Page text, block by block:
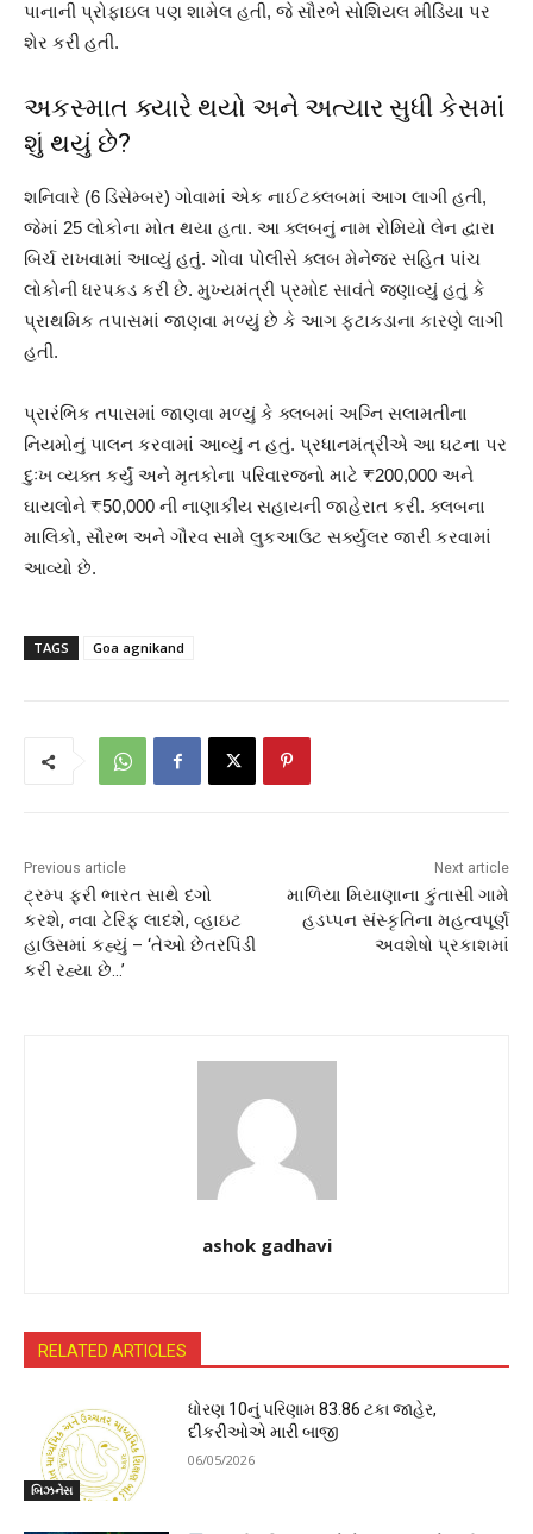
પાનાની પ્રોફાઇલ પણ શામેલ હતી, જે સૌરભે સોશિયલ મીડિયા પર
શેર કરી હતી.
અકસ્માત ક્યારે થયો અને અત્યાર સુધી કેસમાં
શું થયું છે?
શનિવારે (6 ડિસેમ્બર) ગોવામાં એક નાઈટક્લબમાં આગ લાગી હતી,
જેમાં 25 લોકોના મોત થયા હતા. આ ક્લબનું નામ રોમિયો લેન દ્વારા
બિર્ચ રાખવામાં આવ્યું હતું. ગોવા પોલીસે ક્લબ મેનેજર સહિત પાંચ
લોકોની ધરપકડ કરી છે. મુખ્યમંત્રી પ્રમોદ સાવંતે જણાવ્યું હતું કે
પ્રાથમિક તપાસમાં જાણવા મળ્યું છે કે આગ ફટાકડાના કારણે લાગી
હતી.
પ્રારંભિક તપાસમાં જાણવા મળ્યું કે ક્લબમાં અગ્નિ સલામતીના
નિયમોનું પાલન કરવામાં આવ્યું ન હતું. પ્રધાનમંત્રીએ આ ઘટના પર
દુઃખ વ્યક્ત કર્યું અને મૃતકોના પરિવારજનો માટે ₹200,000 અને
ઘાયલોને ₹50,000 ની નાણાકીય સહાયની જાહેરાત કરી. ક્લબના
માલિકો, સૌરભ અને ગૌરવ સામે લુકઆઉટ સર્ક્યુલર જારી કરવામાં
આવ્યો છે.
TAGS Goa agnikand
Previous article
ટ્રમ્પ ફરી ભારત સાથે દગો
કરશે, નવા ટેરિફ લાદશે, વ્હાઇટ
હાઉસમાં કહ્યું – ‘તેઓ છેતરપિંડી
કરી રહ્યા છે…’
Next article
માળિયા મિયાણાના કુંતાસી ગામે
હડપ્પન સંસ્કૃતિના મહત્વપૂર્ણ
અવશેષો પ્રકાશમાં
ashok gadhavi
RELATED ARTICLES
બિઝનેસ
ધોરણ 10નું પરિણામ 83.86 ટકા જાહેર,
દીકરીઓએ મારી બાજી
06/05/2026